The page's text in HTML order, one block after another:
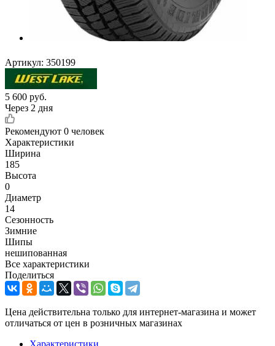
Артикул: 350199
5 600 руб.
Через 2 дня
Рекомендуют 0 человек
Характеристики
Ширина
185
Высота
0
Диаметр
14
Сезонность
Зимние
Шипы
нешипованная
Все характеристики
Поделиться
Цена действительна только для интернет-магазина и может
отличаться от цен в розничных магазинах
Характеристики